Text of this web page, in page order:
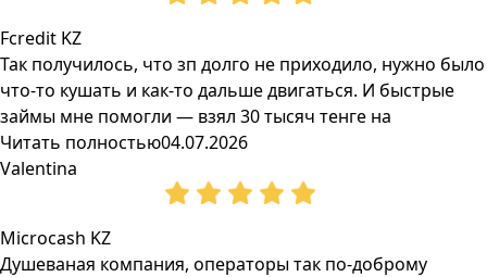
Fcredit KZ
Так получилось, что зп долго не приходило, нужно было
что-то кушать и как-то дальше двигаться. И быстрые
займы мне помогли — взял 30 тысяч тенге на
Читать полностью04.07.2026
Valentina
Microcash KZ
Душеваная компания, операторы так по-доброму